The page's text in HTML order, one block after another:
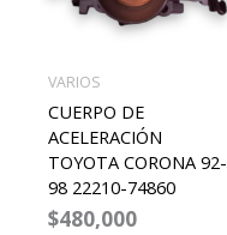
VARIOS
CUERPO DE
ACELERACIÓN
TOYOTA CORONA 92-
98 22210-74860
$480,000